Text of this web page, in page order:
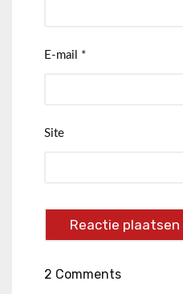
E-mail *
Site
2 Comments